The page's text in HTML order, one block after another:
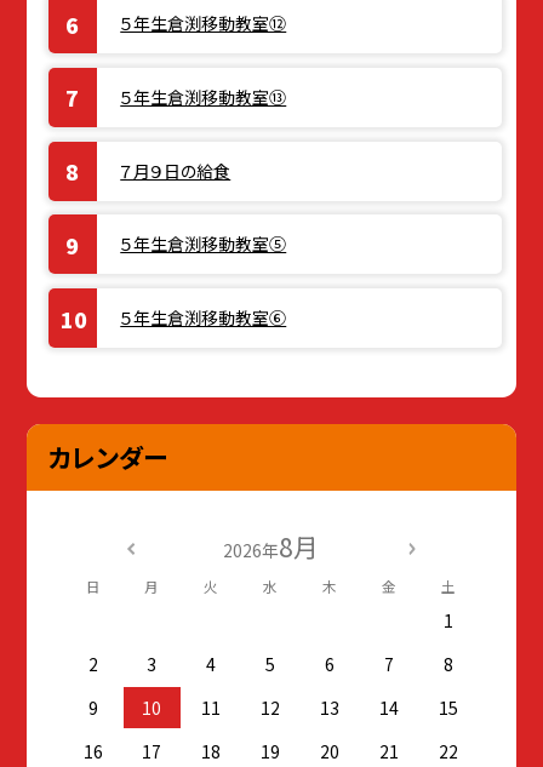
５年生倉渕移動教室⑫
５年生倉渕移動教室⑬
７月９日の給食
５年生倉渕移動教室⑤
５年生倉渕移動教室⑥
カレンダー
2026年8月
日 月 火 水 木 金 土
1
2
3 4 5 6 7
8
9
10 11 12 13 14
15
16
17 18 19 20 21
22